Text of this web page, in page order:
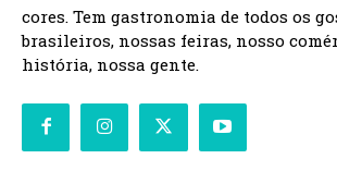
cores. Tem gastronomia de todos os
brasileiros, nossas feiras, nosso
história, nossa gente.